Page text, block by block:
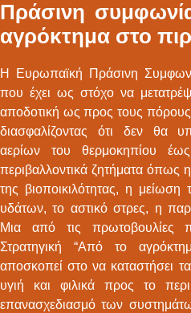
Πράσινη
αγρόκτημα στο
Η Ευρωπαϊκή Πράσινη
που έχει ως στόχο να
αποδοτική ως προς τους πόρους
διασφαλίζοντας ότι δεν θα
αερίων του θερμοκηπίου
περιβαλλοντικά ζητήματα όπως
της βιοποικιλότητας, η
υδάτων, το αστικό στρες, η
Μια από τις πρωτοβουλίες
Στρατηγική “Από το
αποσκοπεί στο να καταστήσει
υγιή και φιλικά προς το
επανασχεδιασμό των